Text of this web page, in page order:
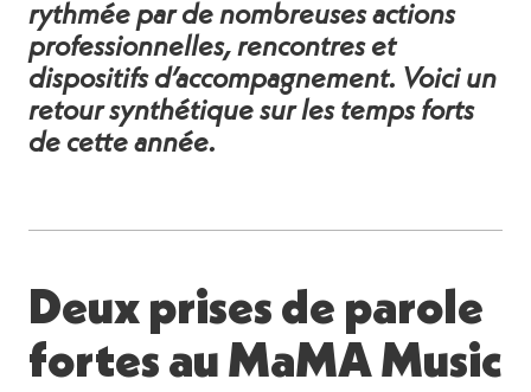
rythmée par de nombreuses actions
professionnelles, rencontres et
dispositifs d’accompagnement. Voici un
retour synthétique sur les temps forts
de cette année.
Deux prises de parole
fortes au MaMA Music